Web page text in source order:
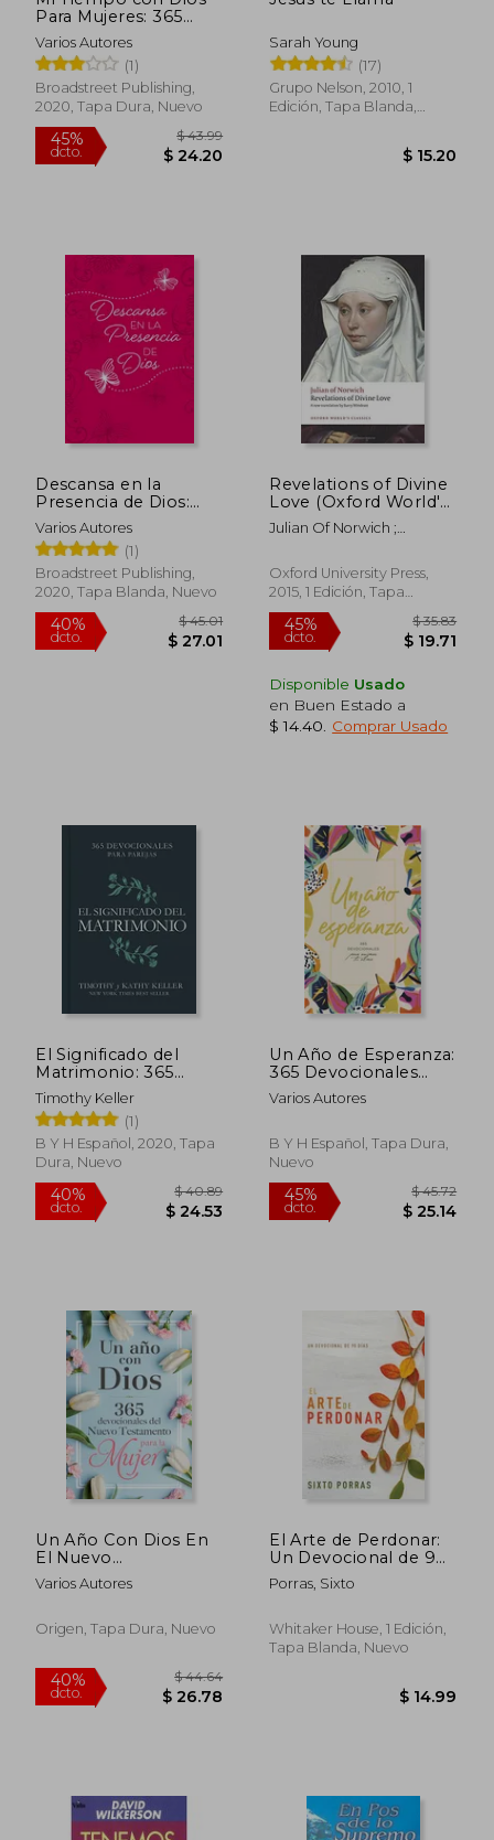
45%
dcto.
23%
dcto.
Para Mujeres: 365
Días Devocionario
Varios Autores
(1)
Broadstreet Publishing,
2020, Tapa Dura, Nuevo
45% $ 43.99
Sarah Young
(17)
Grupo Nelson, 2010, 1
Edición, Tapa Blanda,
Descansa en la
Presencia de Dios:
365 Devocionales
Diarios
Varios Autores
(1)
Broadstreet Publishing,
2020, Tapa Blanda, Nuevo
40%
dcto. $ 27.01
Revelations of Divine
Love (Oxford World's
Classics) (en Inglés)
Julian Of Norwich ;
Oxford University Press,
2015, 1 Edición, Tapa
Blanda, Nuevo
Disponible Usado
en Buen Estado a
$ 14.40
Comprar Usado
El Significado del
Matrimonio: 365
Devocionales Para
Parejas
Timothy Keller
(1)
B Y H Español, 2020, Tapa
Dura, Nuevo
Un Año de Esperanza:
365 Devocionales
Para Animar Tu Alma
Varios Autores
B Y H Español, Tapa Dura,
Nuevo
Un Año Con Dios En
El Nuevo
Testamento: 365
Devocionales Para La
God in the New
Women
Varios Autores
Origen, Tapa Dura, Nuevo
El Arte de Perdonar:
Un Devocional de 90
Días
Porras, Sixto
Whitaker House, 1 Edición,
Tapa Blanda, Nuevo